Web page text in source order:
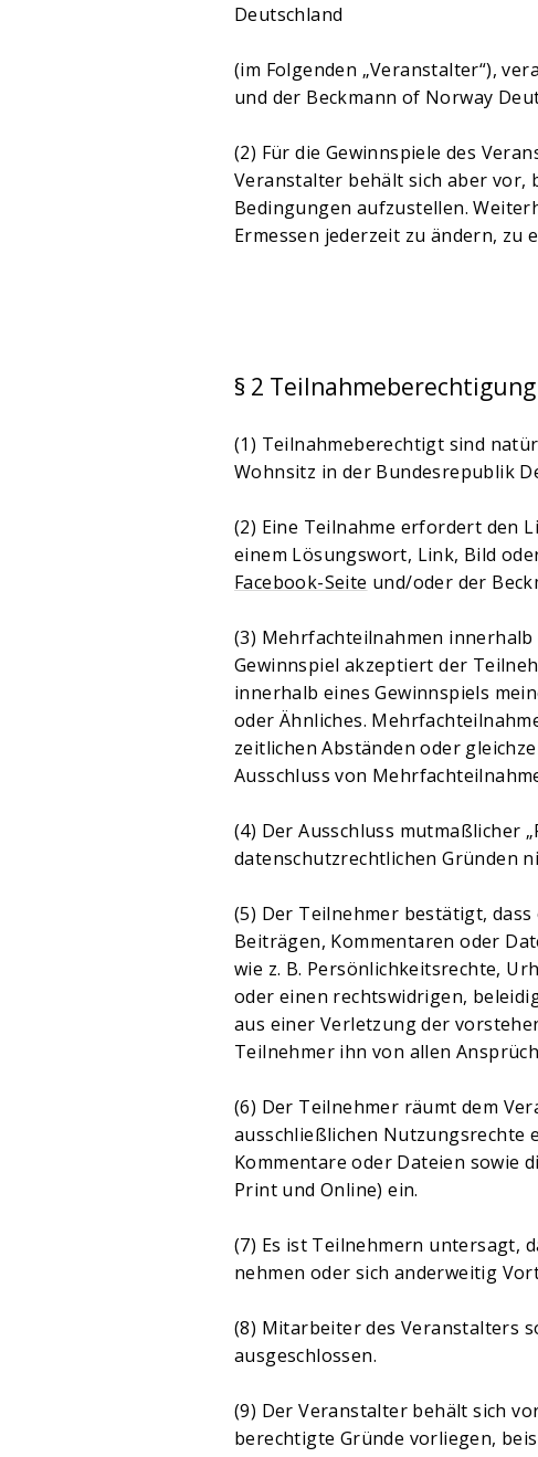
Deutschland
(im Folgenden „Veranstalter“),
und der Beckmann of Norway
(2) Für die Gewinnspiele des
Veranstalter behält sich aber vor,
Bedingungen aufzustellen.
Ermessen jederzeit zu ändern, zu
§ 2 Teilnahmeberechtigung
(1) Teilnahmeberechtigt sind
Wohnsitz in der Bundesrepublik
(2) Eine Teilnahme erfordert den
einem Lösungswort, Link, Bild
Facebook-Seite und/oder der
(3) Mehrfachteilnahmen
Gewinnspiel akzeptiert der
innerhalb eines Gewinnspiels
oder Ähnliches.
zeitlichen Abständen oder
Ausschluss von
(4) Der Ausschluss mutmaßlicher
datenschutzrechtlichen Gründen
(5) Der Teilnehmer bestätigt,
Beiträgen, Kommentaren oder
wie z. B. Persönlichkeitsrechte,
oder einen rechtswidrigen,
aus einer Verletzung der
Teilnehmer ihn von allen
(6) Der Teilnehmer räumt dem
ausschließlichen Nutzungsrechte
Kommentare oder Dateien sowie
Print und Online) ein.
(7) Es ist Teilnehmern untersagt,
nehmen oder sich anderweitig
(8) Mitarbeiter des Veranstalters
ausgeschlossen.
(9) Der Veranstalter behält sich
berechtigte Gründe vorliegen,